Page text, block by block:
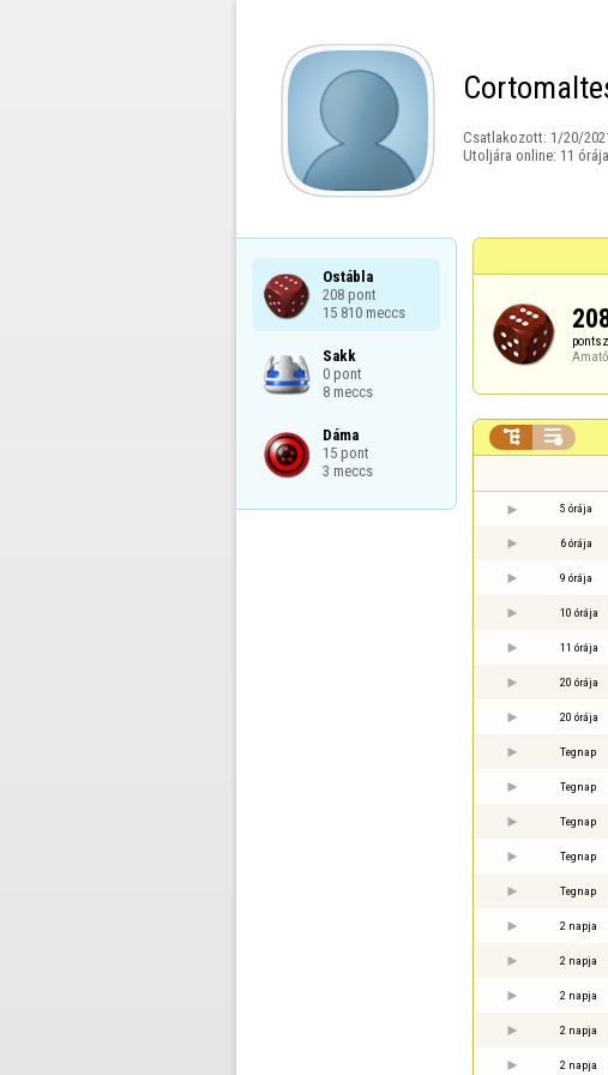
Csatlakozott: 1/20/
Utoljára online: 11 órája
Ostábla
208 pont
15 810 meccs
Sakk
0 pont
8 meccs
Dáma
15 pont
3 meccs
 
5 órája
6 órája
9 órája
10 órája
11 órája
20 órája
20 órája
Tegnap
Tegnap
Tegnap
Tegnap
Tegnap
2 napja
2 napja
2 napja
2 napja
2 napja